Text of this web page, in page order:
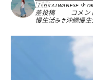
🇹🇼ᴛᴀɪᴡᴀɴᴇsᴇ ✈︎
差投稿
コメ
慢生活☕️#沖繩慢